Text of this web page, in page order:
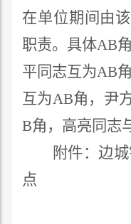
在单位期间由
职责。具体AB
平 同志互为AB角
互为AB角 ， 尹
B角 ， 高亮同志
附件：边
点